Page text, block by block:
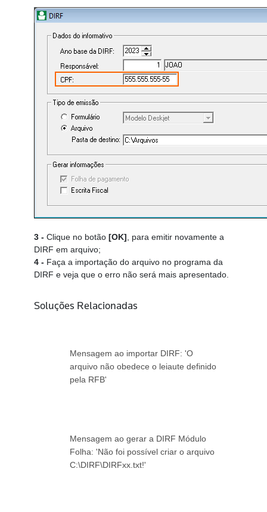
3 -Clique no botão [OK] , para emitir novamente a
DIRF em arquivo;
4 -Faça a importação do arquivo no programa da
DIRF e veja que o erro não será mais apresentado.
Soluções Relacionadas
Mensagem ao importar DIRF: 'O
arquivo não obedece o leiaute definido
pela RFB'
Mensagem ao gerar a DIRF Módulo
Folha: 'Não foi possível criar o arquivo
C:\DIRF\DIRFxx.txt!'